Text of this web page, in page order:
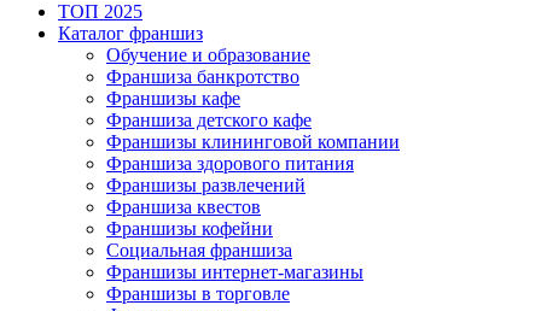
ТОП 2025
Каталог франшиз
Обучение и образование
Франшиза банкротство
Франшизы кафе
Франшиза детского кафе
Франшизы клининговой компании
Франшиза здорового питания
Франшизы развлечений
Франшиза квестов
Франшизы кофейни
Социальная франшиза
Франшизы интернет-магазины
Франшизы в торговле